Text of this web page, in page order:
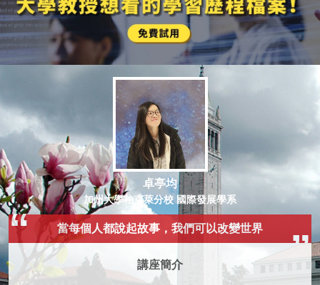
卓亭均
加州大學柏克萊分校 國際發展學系
當每個人都說起故事，我們可以改變世界
講座簡介